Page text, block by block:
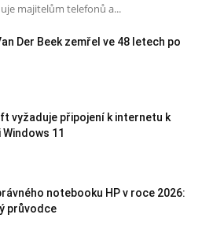
majitelům telefonů a...
Der Beek zemřel ve 48 letech po
vyžaduje připojení k internetu k
11
notebooku HP v roce 2026:
průvodce